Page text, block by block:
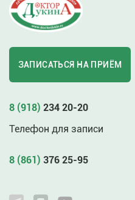
ЗАПИСАТЬСЯ НА ПРИЁМ
8 (918) 234 20-20
Телефон для записи
8 (861) 376 25-95